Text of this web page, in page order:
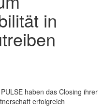
in
haben das Closing ihrer
erfolgreich